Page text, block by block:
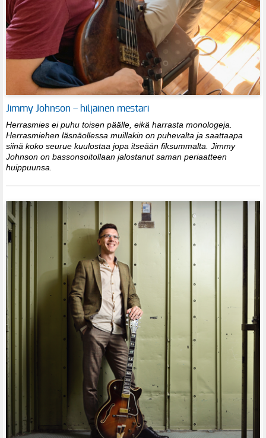
Jimmy Johnson – hiljainen mestari
Herrasmies ei puhu toisen päälle, eikä harrasta monologeja.
Herrasmiehen läsnäollessa muillakin on puhevalta ja saattaapa
siinä koko seurue kuulostaa jopa itseään fiksummalta. Jimmy
Johnson on bassonsoitollaan jalostanut saman periaatteen
huippuunsa.